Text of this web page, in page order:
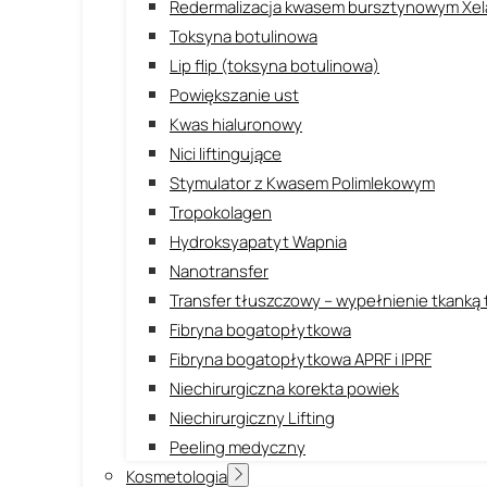
Redermalizacja kwasem bursztynowym
Toksyna botulinowa
Lip flip (toksyna botulinowa)
Powiększanie ust
Kwas hialuronowy
Nici liftingujące
Stymulator z Kwasem Polimlekowym
Tropokolagen
Hydroksyapatyt Wapnia
Nanotransfer
Transfer tłuszczowy – wypełnienie tkanką
Fibryna bogatopłytkowa
Fibryna bogatopłytkowa APRF i IPRF
Niechirurgiczna korekta powiek
Niechirurgiczny Lifting
Peeling medyczny
Kosmetologia